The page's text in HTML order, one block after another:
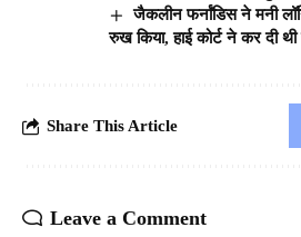
जैकलीन फर्नांडिस ने मनी
रुख किया, हाई कोर्ट ने कर दी थी
Share This Article
Leave a Comment